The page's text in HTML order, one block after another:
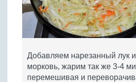
Добавляем нарезанный лук
морковь, жарим так же 3-4
перемешивая и